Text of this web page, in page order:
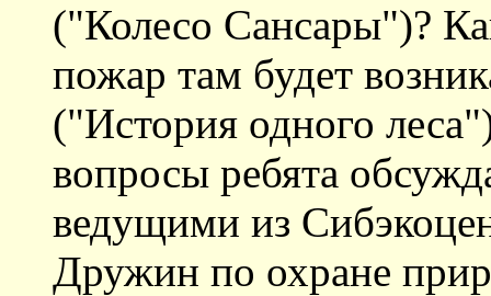
("Колесо Сансары")?
пожар там будет
("История одного
вопросы ребята
ведущими из
Дружин по охране